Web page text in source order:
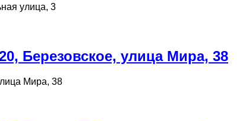
улица, 3
Березовское, улица Мира, 38
Мира, 38